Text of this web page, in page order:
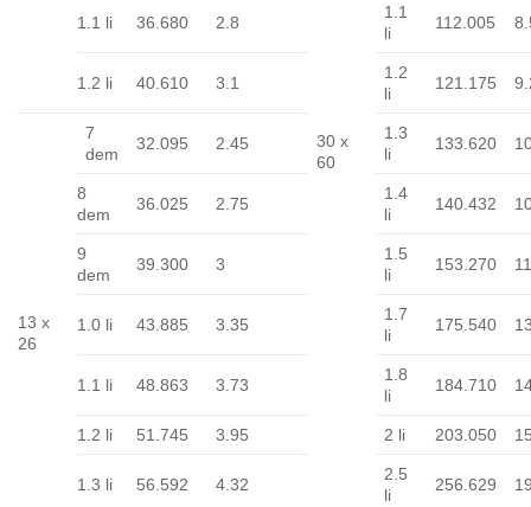
30 x
60
1.1 li 36.680 2.8
1.1
li
112.005
1.2 li 40.610 3.1
1.2
li
121.175
13 x
26
7
dem
32.095 2.45
1.3
li
133.620
8
dem
36.025 2.75
1.4
li
140.432
9
dem
39.300 3
1.5
li
153.270
1.0 li 43.885 3.35
1.7
li
175.540
1.1 li 48.863 3.73
1.8
li
184.710
1.2 li 51.745 3.95 2 li 203.050
1.3 li 56.592 4.32
2.5
li
256.629